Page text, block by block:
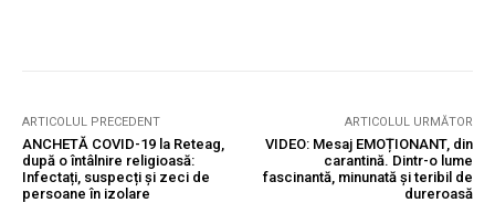
ARTICOLUL PRECEDENT
ANCHETĂ COVID-19 la Reteag,
după o întâlnire religioasă:
Infectați, suspecți și zeci de
persoane în izolare
ARTICOLUL URMĂTOR
VIDEO: Mesaj EMOȚIONANT, din
carantină. Dintr-o lume
fascinantă, minunată și teribil de
dureroasă